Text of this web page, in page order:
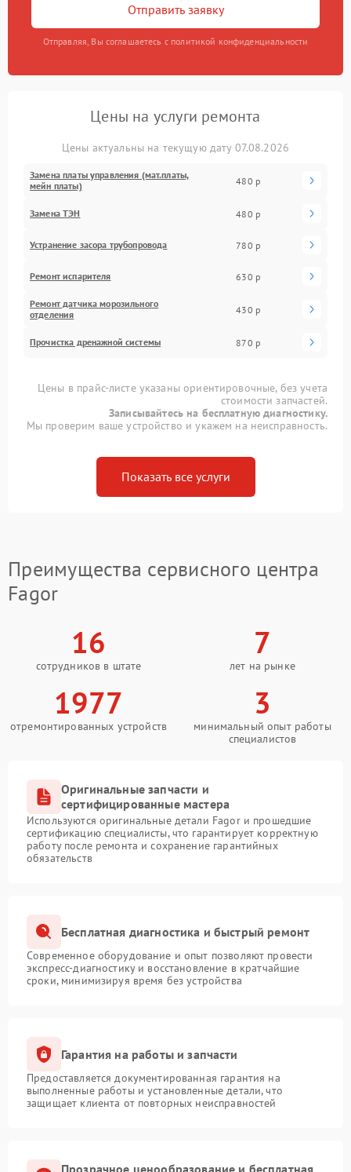
Отправить заявку
Отправляя, Вы соглашаетесь с политикой конфиденциальности
Цены на услуги ремонта
Цены актуальны на текущую дату 07.08.2026
Замена платы управления (мат.платы,
мейн платы)
480 р
Замена ТЭН 480 р
Устранение засора трубопровода 780 р
Ремонт испарителя 630 р
Ремонт датчика морозильного
отделения
430 р
Прочистка дренажной системы 870 р
Цены в прайс-листе указаны ориентировочные, без учета
стоимости запчастей.
Записывайтесь на бесплатную диагностику.
Мы проверим ваше устройство и укажем на неисправность.
Показать все услуги
Преимущества сервисного центра
Fagor
16
сотрудников в штате
7
лет на рынке
1977
отремонтированных устройств
3
минимальный опыт работы
специалистов
Оригинальные запчасти и
сертифицированные мастера
Используются оригинальные детали Fagor и прошедшие
сертификацию специалисты, что гарантирует корректную
работу после ремонта и сохранение гарантийных
обязательств
Бесплатная диагностика и быстрый ремонт
Современное оборудование и опыт позволяют провести
экспресс-диагностику и восстановление в кратчайшие
сроки, минимизируя время без устройства
Гарантия на работы и запчасти
Предоставляется документированная гарантия на
выполненные работы и установленные детали, что
защищает клиента от повторных неисправностей
Прозрачное ценообразование и бесплатная